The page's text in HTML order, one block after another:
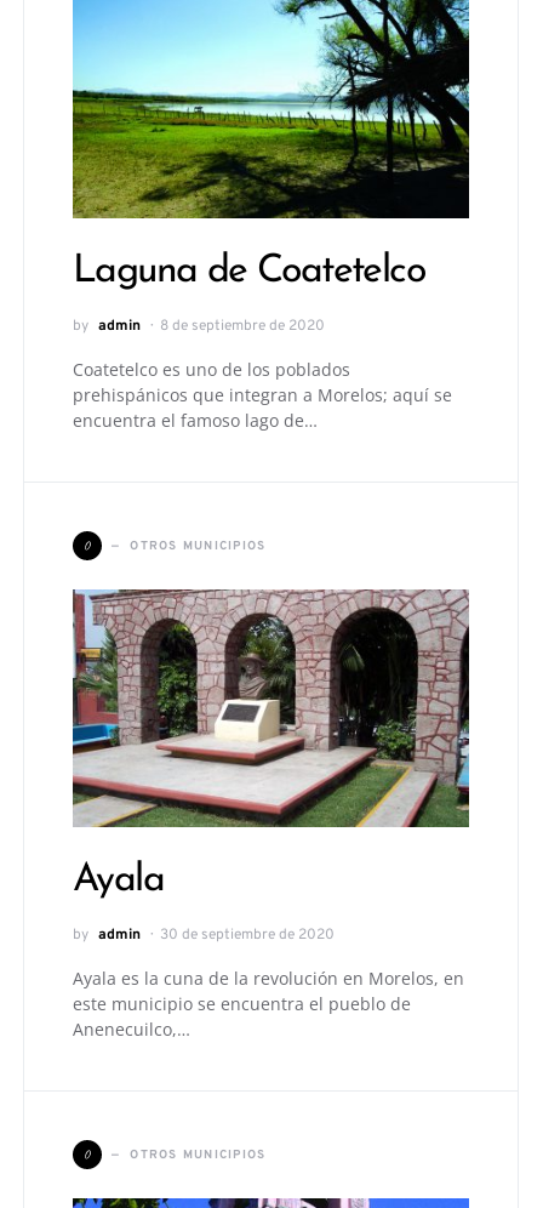
Laguna de Coatetelco
by admin 8 de septiembre de 2020
Coatetelco es uno de los poblados
prehispánicos que integran a Morelos; aquí se
encuentra el famoso lago de…
O OTROS MUNICIPIOS
Ayala
by admin 30 de septiembre de 2020
Ayala es la cuna de la revolución en Morelos, en
este municipio se encuentra el pueblo de
Anenecuilco,…
O OTROS MUNICIPIOS